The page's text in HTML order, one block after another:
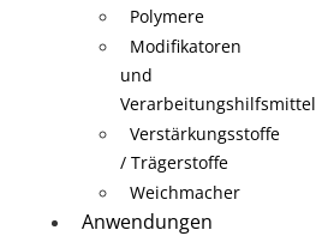
Polymere
Modifikatoren
und
Verarbeitungshilfsmittel
Verstärkungsstoffe
/ Trägerstoffe
Weichmacher
Anwendungen